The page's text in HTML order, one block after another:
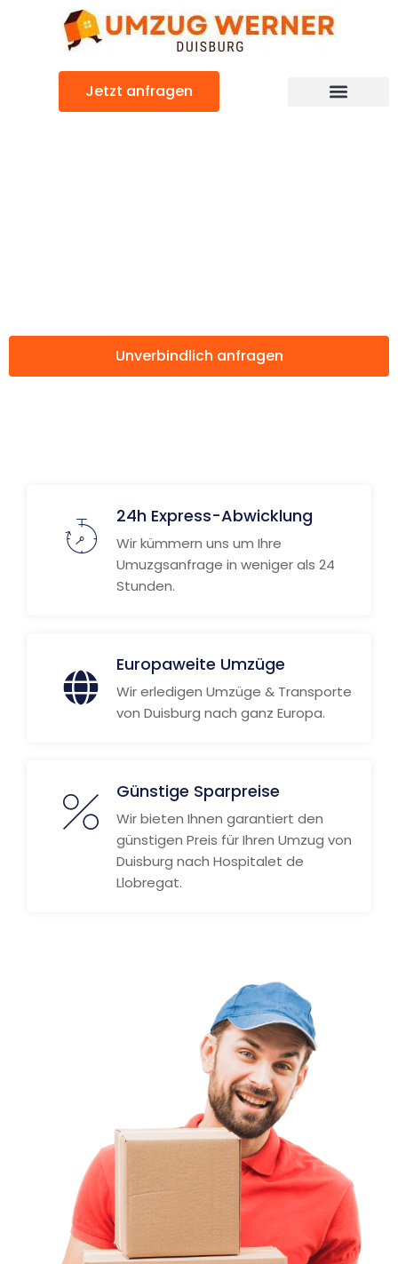
Jetzt anfragen
Unverbindlich anfragen
24h Express-Abwicklung
Wir kümmern uns um Ihre
Umuzgsanfrage in weniger als 24
Stunden.
Europaweite Umzüge
Wir erledigen Umzüge & Transporte
von Duisburg nach ganz Europa.
Günstige Sparpreise
Wir bieten Ihnen garantiert den
günstigen Preis für Ihren Umzug von
Duisburg nach Hospitalet de
Llobregat.